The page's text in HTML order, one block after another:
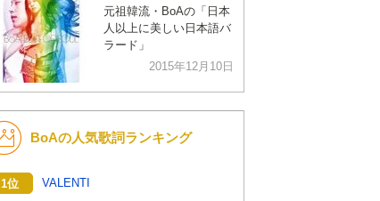
元祖韓流・BoAの「日本
人以上に美しい日本語バ
ラード」
2015年12月10日
BoAの人気歌詞ランキング
1位 VALENTI